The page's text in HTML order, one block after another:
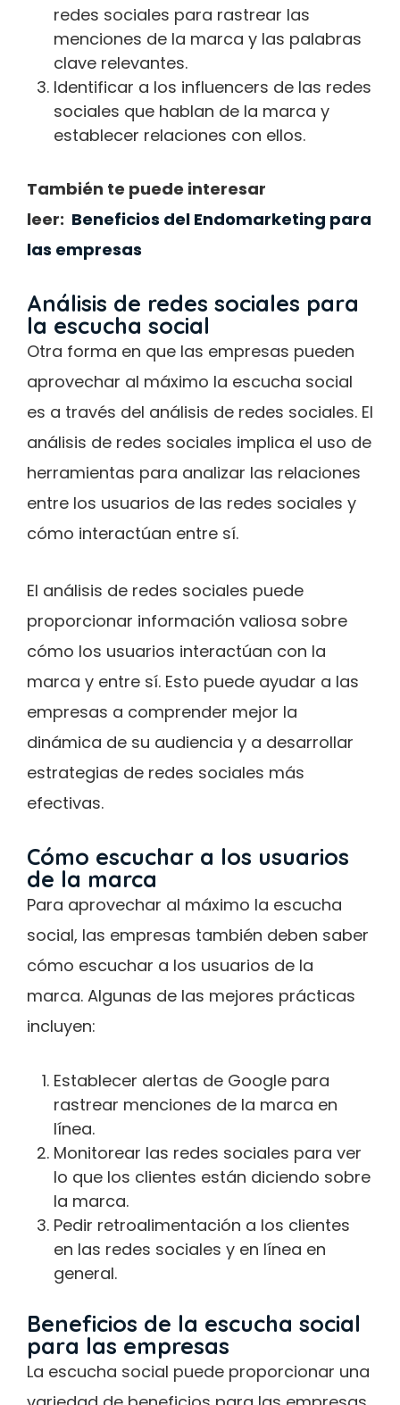
redes sociales para rastrear las
menciones de la marca y las palabras
clave relevantes.
Identificar a los influencers de las redes
sociales que hablan de la marca y
establecer relaciones con ellos.
También te puede interesar
leer: Beneficios del Endomarketing para
las empresas
Análisis de redes sociales para
la escucha social
Otra forma en que las empresas pueden
aprovechar al máximo la escucha social
es a través del análisis de redes sociales. El
análisis de redes sociales implica el uso de
herramientas para analizar las relaciones
entre los usuarios de las redes sociales y
cómo interactúan entre sí.
El análisis de redes sociales puede
proporcionar información valiosa sobre
cómo los usuarios interactúan con la
marca y entre sí. Esto puede ayudar a las
empresas a comprender mejor la
dinámica de su audiencia y a desarrollar
estrategias de redes sociales más
efectivas.
Cómo escuchar a los usuarios
de la marca
Para aprovechar al máximo la escucha
social, las empresas también deben saber
cómo escuchar a los usuarios de la
marca. Algunas de las mejores prácticas
incluyen:
Establecer alertas de Google para
rastrear menciones de la marca en
línea.
Monitorear las redes sociales para ver
lo que los clientes están diciendo sobre
la marca.
Pedir retroalimentación a los clientes
en las redes sociales y en línea en
general.
Beneficios de la escucha social
para las empresas
La escucha social puede proporcionar una